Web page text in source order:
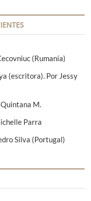
(Rumanía)
(escritora). Por Jessy
Quintana M.
Parra
Silva (Portugal)